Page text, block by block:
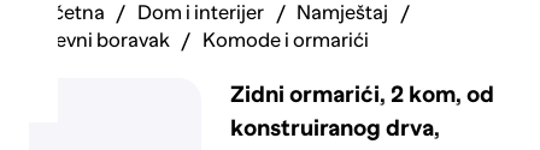
Početna Dom i interijer
Namještaj
Dnevni boravak
Komode i ormarići
Zidni ormarići, 2 kom, od
konstruiranog drva,